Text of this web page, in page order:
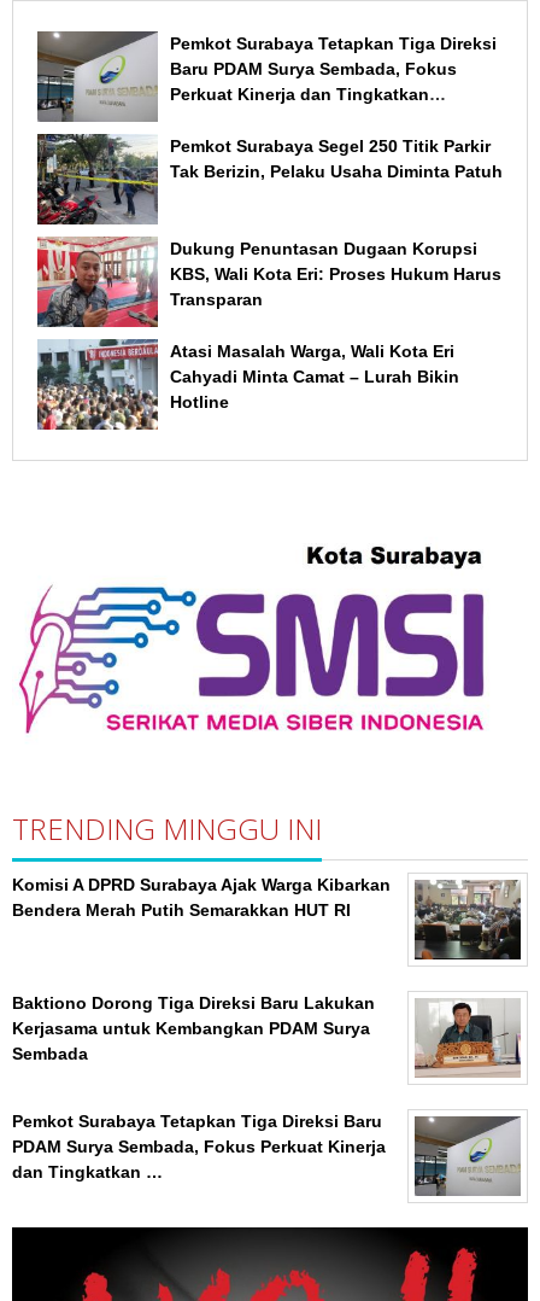
Pemkot Surabaya Tetapkan Tiga Direksi
Baru PDAM Surya Sembada, Fokus
Perkuat Kinerja dan Tingkatkan
Pemkot Surabaya Segel 250 Titik Parkir
Tak Berizin, Pelaku Usaha Diminta Patuh
Dukung Penuntasan Dugaan Korupsi
KBS, Wali Kota Eri: Proses Hukum Harus
Transparan
Atasi Masalah Warga, Wali Kota Eri
Cahyadi Minta Camat – Lurah Bikin
Hotline
TRENDING MINGGU INI
Komisi A DPRD Surabaya Ajak Warga Kibarkan
Bendera Merah Putih Semarakkan HUT RI
Baktiono Dorong Tiga Direksi Baru Lakukan
Kerjasama untuk Kembangkan PDAM Surya
Sembada
Pemkot Surabaya Tetapkan Tiga Direksi Baru
PDAM Surya Sembada, Fokus Perkuat Kinerja
dan Tingkatkan …